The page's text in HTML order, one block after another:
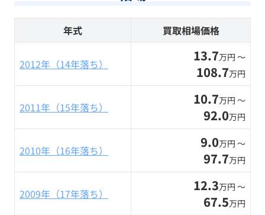
年式 買取相場価格
2012年（14年落ち） 13.7万円 〜
108.7万円
2011年（15年落ち） 10.7万円 〜
92.0万円
2010年（16年落ち） 9.0万円 〜
97.7万円
2009年（17年落ち） 12.3万円 〜
67.5万円